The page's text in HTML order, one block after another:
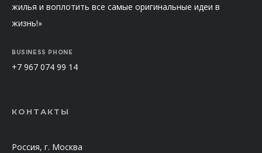
жилья и воплотить все самые оригинальные идеи в
жизнь!»
BUSINESS PHONE
+7 967 074 99 14
КОНТАКТЫ
Россия, г. Москва